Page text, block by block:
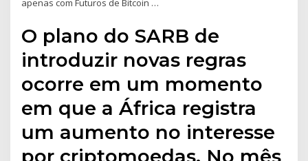
apenas com Futuros de Bitcoin …
O plano do SARB de
introduzir novas regras
ocorre em um momento
em que a África registra
um aumento no interesse